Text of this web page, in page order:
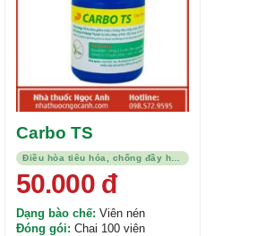
Carbo TS
50.000đ
Dạng bào chế: Viên nén
Đóng gói: Chai 100 viên